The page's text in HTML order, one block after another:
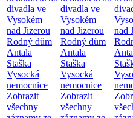
divadla ve
Vysokém
nad Jizerou
Rodný dům
Antala
Staška
Vysocká
nemocnice
Zobrazit
všechny
divadla ve
Vysokém
nad Jizerou
Rodný dům
Antala
Staška
Vysocká
nemocnice
Zobrazit
všechny
nad